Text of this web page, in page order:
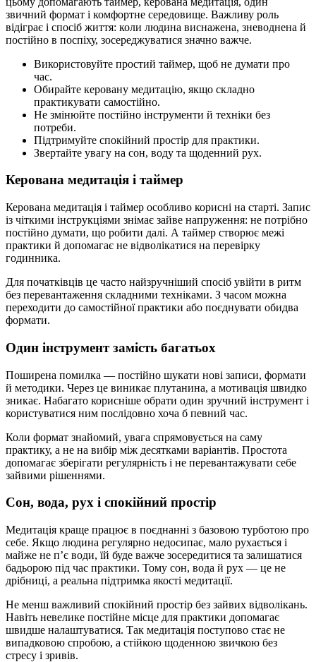
звичний формат і комфортне середовище. Важливу роль
відіграє і спосіб життя: коли людина виснажена, зневоднена й
постійно в поспіху, зосереджуватися значно важче.
Використовуйте простий таймер, щоб не думати про
час.
Обирайте керовану медитацію, якщо складно
практикувати самостійно.
Не змінюйте постійно інструменти й техніки без
потреби.
Підтримуйте спокійний простір для практики.
Звертайте увагу на сон, воду та щоденний рух.
Керована медитація і таймер
Керована медитація і таймер особливо корисні на старті. Запис
із чіткими інструкціями знімає зайве напруження: не потрібно
постійно думати, що робити далі. А таймер створює межі
практики й допомагає не відволікатися на перевірку
годинника.
Для початківців це часто найзручніший спосіб увійти в ритм
без перевантаження складними техніками. З часом можна
переходити до самостійної практики або поєднувати обидва
формати.
Один інструмент замість багатьох
Поширена помилка — постійно шукати нові записи, формати
й методики. Через це виникає плутанина, а мотивація швидко
зникає. Набагато корисніше обрати один зручний інструмент і
користуватися ним послідовно хоча б певний час.
Коли формат знайомий, увага спрямовується на саму
практику, а не на вибір між десятками варіантів. Простота
допомагає зберігати регулярність і не перевантажувати себе
зайвими рішеннями.
Сон, вода, рух і спокійний простір
Медитація краще працює в поєднанні з базовою турботою про
себе. Якщо людина регулярно недосипає, мало рухається і
майже не п’є води, їй буде важче зосередитися та залишатися
бадьорою під час практики. Тому сон, вода й рух — це не
дрібниці, а реальна підтримка якості медитації.
Не менш важливий спокійний простір без зайвих відволікань.
Навіть невелике постійне місце для практики допомагає
швидше налаштуватися. Так медитація поступово стає не
випадковою спробою, а стійкою щоденною звичкою без
стресу і зривів.